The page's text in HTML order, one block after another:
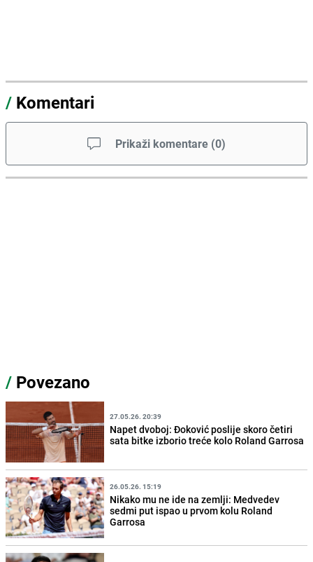
/ Komentari
Prikaži komentare (0)
/ Povezano
27.05.26. 20:39
Napet dvoboj: Đoković poslije skoro četiri
sata bitke izborio treće kolo Roland Garrosa
26.05.26. 15:19
Nikako mu ne ide na zemlji: Medvedev
sedmi put ispao u prvom kolu Roland
Garrosa